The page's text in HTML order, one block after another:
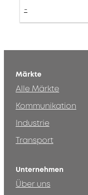
-
Märkte
Alle Märkte
Kommunikation
Industrie
Transport
Unternehmen
Über uns